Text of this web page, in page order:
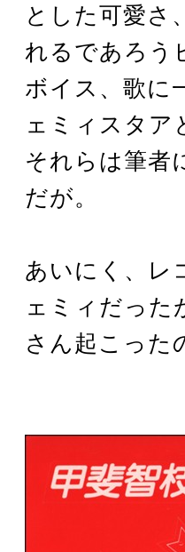
とした可愛さ
れるであろう
ボイス、歌に
ェミィスタ
それらは筆者
だが。
あいにく、レ
ェミィだった
さん起こった